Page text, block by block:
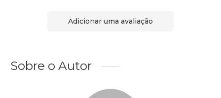
Adicionar uma avaliação
Sobre o Autor